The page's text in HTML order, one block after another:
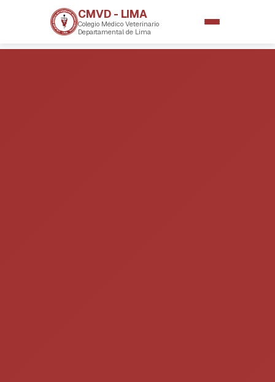
CMVD - LIMA
Colegio Médico Veterinario
Departamental de Lima